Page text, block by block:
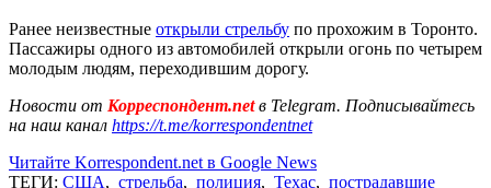
Ранее неизвестные открыли стрельбу по прохожим в Торонто.
Пассажиры одного из автомобилей открыли огонь по четырем
молодым людям, переходившим дорогу.
Новости от Корреспондент.netв Telegram. Подписывайтесь
на наш канал https://t.me/korrespondentnet
Читайте Korrespondent.net в Google News
ТЕГИ: США, стрельба, полиция, Техас, пострадавшие